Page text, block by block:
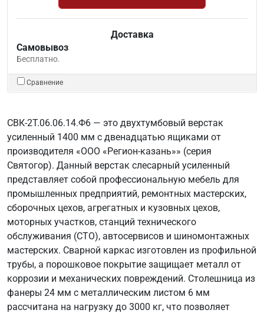
Доставка
Самовывоз
Бесплатно.
Сравнение
СВК-2Т.06.06.14.Ф6 — это двухтумбовый верстак
усиленный 1400 мм с двенадцатью ящиками от
производителя «ООО «Регион-казань»» (серия
Святогор). Данный верстак слесарный усиленный
представляет собой профессиональную мебель для
промышленных предприятий, ремонтных мастерских,
сборочных цехов, агрегатных и кузовных цехов,
моторных участков, станций технического
обслуживания (СТО), автосервисов и шиномонтажных
мастерских. Сварной каркас изготовлен из профильной
трубы, а порошковое покрытие защищает металл от
коррозии и механических повреждений. Столешница из
фанеры 24 мм с металлическим листом 6 мм
рассчитана на нагрузку до 3000 кг, что позволяет